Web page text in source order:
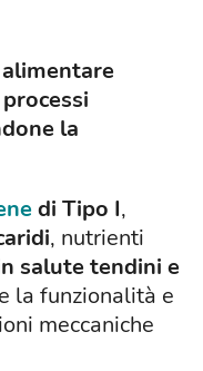
la
di Tipo I,
, nutrienti
salute tendini e
la funzionalità e
meccaniche